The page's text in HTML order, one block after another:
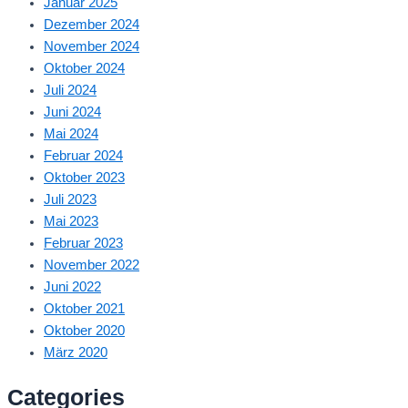
Dezember 2024
November 2024
Oktober 2024
Juli 2024
Juni 2024
Mai 2024
Februar 2024
Oktober 2023
Juli 2023
Mai 2023
Februar 2023
November 2022
Juni 2022
Oktober 2021
Oktober 2020
März 2020
Categories